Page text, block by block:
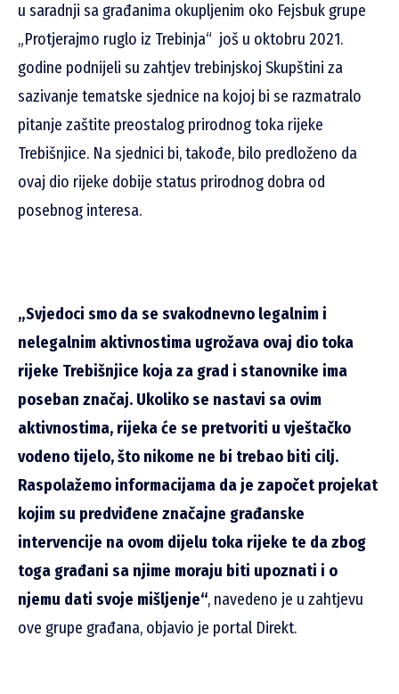
u saradnji sa građanima okupljenim oko Fejsbuk grupe
„Protjerajmo ruglo iz Trebinja“ još u oktobru 2021.
godine podnijeli su zahtjev trebinjskoj Skupštini za
sazivanje tematske sjednice na kojoj bi se razmatralo
pitanje zaštite preostalog prirodnog toka rijeke
Trebišnjice. Na sjednici bi, takođe, bilo predloženo da
ovaj dio rijeke dobije status prirodnog dobra od
posebnog interesa.
„Svjedoci smo da se svakodnevno legalnim i
nelegalnim aktivnostima ugrožava ovaj dio toka
rijeke Trebišnjice koja za grad i stanovnike ima
poseban značaj. Ukoliko se nastavi sa ovim
aktivnostima, rijeka će se pretvoriti u vještačko
vodeno tijelo, što nikome ne bi trebao biti cilj.
Raspolažemo informacijama da je započet projekat
kojim su predviđene značajne građanske
intervencije na ovom dijelu toka rijeke te da zbog
toga građani sa njime moraju biti upoznati i o
njemu dati svoje mišljenje“, navedeno je u zahtjevu
ove grupe građana, objavio je portal Direkt.